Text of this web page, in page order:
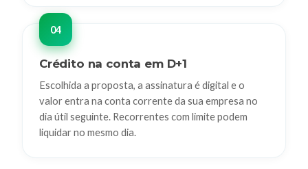
Crédito na conta em D+1
Escolhida a proposta, a assinatura é digital e o
valor entra na conta corrente da sua empresa no
dia útil seguinte. Recorrentes com limite podem
liquidar no mesmo dia.